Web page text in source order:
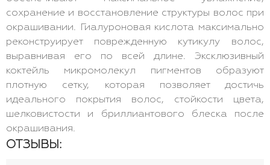
сохранение и восстановление структуры волос при
окрашивании. Гиалуроновая кислота максимально
реконструирует поврежденную кутикулу волос,
выравнивая его по всей длине. Эксклюзивный
коктейль микромолекул пигментов образуют
плотную сетку, которая позволяет достичь
идеального покрытия волос, стойкости цвета,
шелковистости и бриллиантового блеска после
окрашивания.
ОТЗЫВЫ: